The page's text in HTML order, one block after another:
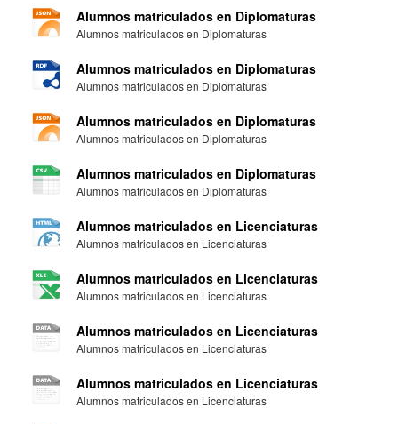
Alumnos matriculados en Diplomaturas
Alumnos matriculados en Diplomaturas
Alumnos matriculados en Diplomaturas
Alumnos matriculados en Diplomaturas
Alumnos matriculados en Diplomaturas
Alumnos matriculados en Diplomaturas
Alumnos matriculados en Diplomaturas
Alumnos matriculados en Diplomaturas
Alumnos matriculados en Licenciaturas
Alumnos matriculados en Licenciaturas
Alumnos matriculados en Licenciaturas
Alumnos matriculados en Licenciaturas
Alumnos matriculados en Licenciaturas
Alumnos matriculados en Licenciaturas
Alumnos matriculados en Licenciaturas
Alumnos matriculados en Licenciaturas